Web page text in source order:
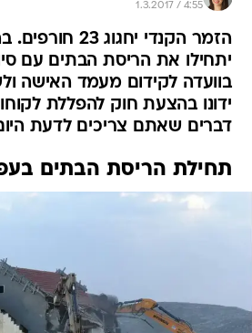
1.3.2017 / 4:55
הזמר הקנדי
יתחילו את הריסת הבתים עם
בוועדה לקידום מעמד האישה
ידונו בהצעת חוק להפללת
דברים שאתם צריכים לדעת
תחילת הריסת הבתים